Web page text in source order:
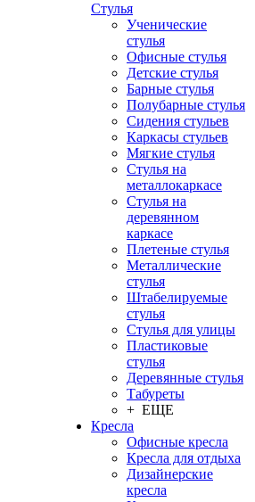
Стулья
Ученические
стулья
Офисные стулья
Детские стулья
Барные стулья
Полубарные стулья
Сидения стульев
Каркасы стульев
Мягкие стулья
Стулья на
металлокаркасе
Стулья на
деревянном
каркасе
Плетеные стулья
Металлические
стулья
Штабелируемые
стулья
Стулья для улицы
Пластиковые
стулья
Деревянные стулья
Табуреты
+ ЕЩЕ
Кресла
Офисные кресла
Кресла для отдыха
Дизайнерские
кресла